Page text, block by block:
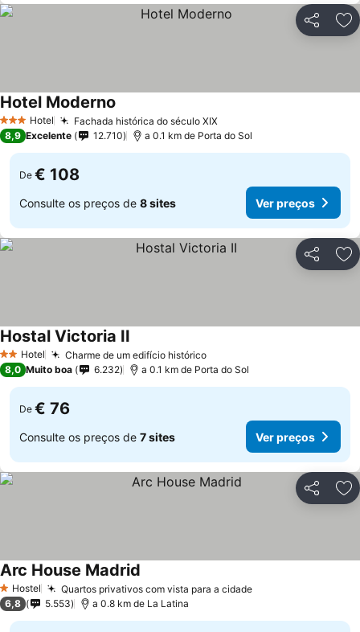
Partilhar
3 EstrelasHotel Fachada histórica do século XIX
Hotel Moderno
8,9 Excelente 12.710 a 0.1 km de Porta do Sol
De € 108
Consulte os preços de 8 sites Ver preços
Partilhar
2 Estrelas
Hotel Charme de um edifício histórico
Hostal Victoria II
8,0 Muito boa 6.232 a 0.1 km de Porta do Sol
De € 76
Consulte os preços de 7 sites Ver preços
Partilhar
1 Estrelas
Hostel Quartos privativos com vista para a cidade
Arc House Madrid
6,8 5.553 a 0.8 km de La Latina